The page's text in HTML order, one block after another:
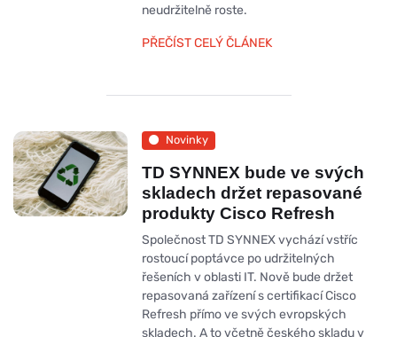
neudržitelně roste.
PŘEČÍST CELÝ ČLÁNEK
Novinky
TD SYNNEX bude ve svých
skladech držet repasované
produkty Cisco Refresh
Společnost TD SYNNEX vychází vstříc
rostoucí poptávce po udržitelných
řešeních v oblasti IT. Nově bude držet
repasovaná zařízení s certifikací Cisco
Refresh přímo ve svých evropských
skladech. A to včetně českého skladu v